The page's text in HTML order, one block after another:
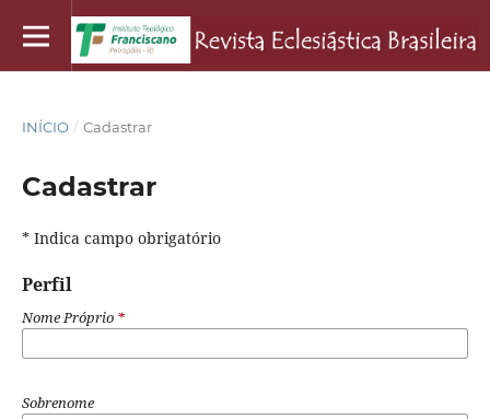
INÍCIO / Cadastrar
Cadastrar
* Indica campo obrigatório
Perfil
Nome Próprio *
Sobrenome